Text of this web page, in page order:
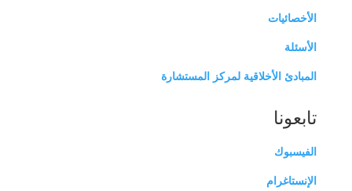
الأخصائيات
الأسئلة
المبادئ الأخلاقية لمركز المستشارة
تابعونا
الفيسبوك
الإنستاغرام